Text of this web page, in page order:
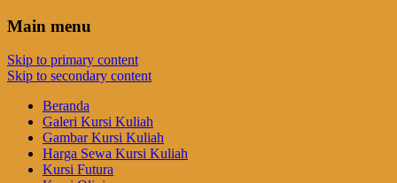
Main menu
Skip to primary content
Skip to secondary content
Beranda
Galeri Kursi Kuliah
Gambar Kursi Kuliah
Harga Sewa Kursi Kuliah
Kursi Futura